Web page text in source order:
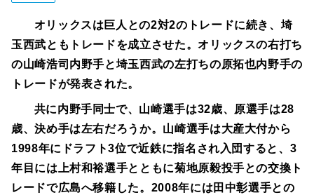
オリックスは巨人との2対2のトレードに続き、埼
玉西武ともトレードを成立させた。オリックスの右打ち
の山崎浩司内野手と埼玉西武の左打ちの原拓也内野手の
トレードが発表された。
共に内野手同士で、山崎選手は32歳、原選手は28
歳、決め手は左右だろうか。山崎選手は大産大付から
1998年にドラフト3位で近鉄に指名され入団すると、3
年目には上村和裕選手とともに菊地原毅投手との交換ト
レードで広島へ移籍した。2008年には田中彰選手との